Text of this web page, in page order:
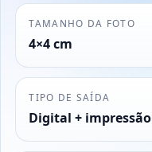
TAMANHO DA FOTO
4×4 cm
TIPO DE SAÍDA
Digital + impressão